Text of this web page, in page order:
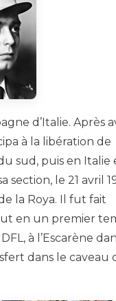
d’Italie. Après
à la libération de
sud, puis en Italie
section, le 21 avril
la Roya. Il fut fait
en un premier
à l’Escarène
dans le caveau